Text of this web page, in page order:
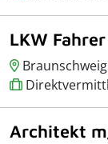
LKW
Braunschweig
Architekt